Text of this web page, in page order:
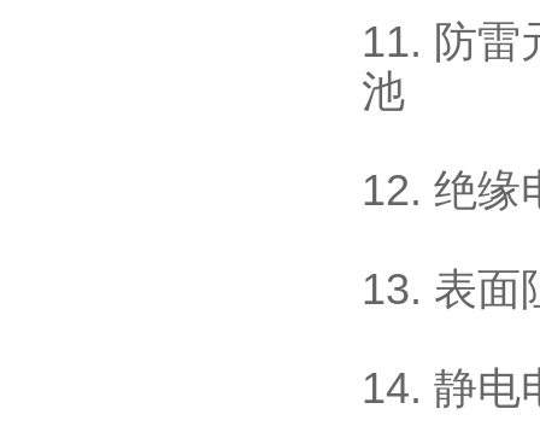
11. 防雷
池
12. 绝
13. 表面
14. 静电